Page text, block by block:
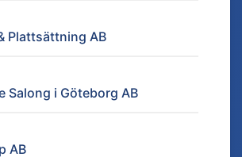
Plattsättning AB
Salong i Göteborg AB
AB